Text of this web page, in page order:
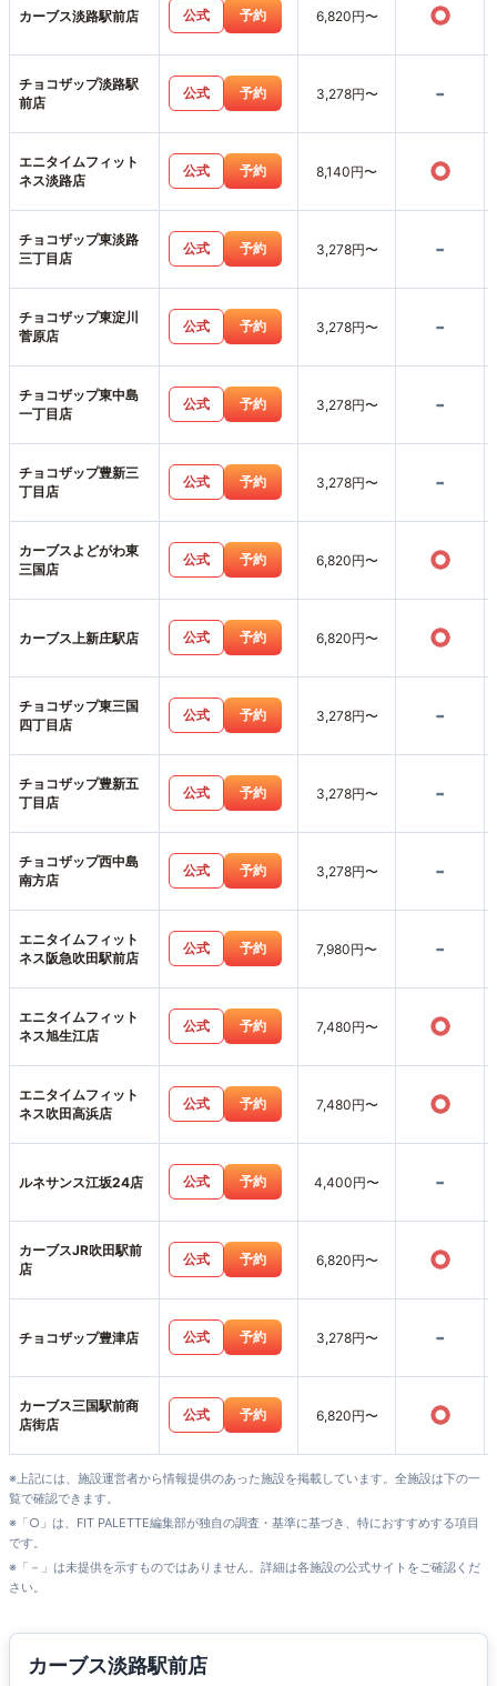
カーブス淡路駅前店 公式 予約 6,820円〜 ○
チョコザップ淡路駅
前店
公式 予約 3,278円〜 -
エニタイムフィット
ネス淡路店
公式 予約 8,140円〜 ○
チョコザップ東淡路
三丁目店
公式 予約 3,278円〜 -
チョコザップ東淀川
菅原店
公式 予約 3,278円〜 -
チョコザップ東中島
一丁目店
公式 予約 3,278円〜 -
チョコザップ豊新三
丁目店
公式 予約 3,278円〜 -
カーブスよどがわ東
三国店
公式 予約 6,820円〜 ○
カーブス上新庄駅店 公式 予約 6,820円〜 ○
チョコザップ東三国
四丁目店
公式 予約 3,278円〜 -
チョコザップ豊新五
丁目店
公式 予約 3,278円〜 -
チョコザップ西中島
南方店
公式 予約 3,278円〜 -
エニタイムフィット
ネス阪急吹田駅前店
公式 予約 7,980円〜 -
エニタイムフィット
ネス旭生江店
公式 予約 7,480円〜 ○
エニタイムフィット
ネス吹田高浜店
公式 予約 7,480円〜 ○
ルネサンス江坂24店 公式 予約 4,400円〜 -
カーブスJR吹田駅前
店
公式 予約 6,820円〜 ○
チョコザップ豊津店 公式 予約 3,278円〜 -
カーブス三国駅前商
店街店
公式 予約 6,820円〜 ○
※上記には、施設運営者から情報提供のあった施設を掲載しています。全施設は下の一
覧で確認できます。
※「○」は、FIT PALETTE編集部が独自の調査・基準に基づき、特におすすめする項目
です。
※「－」は未提供を示すものではありません。詳細は各施設の公式サイトをご確認くだ
さい。
カーブス淡路駅前店